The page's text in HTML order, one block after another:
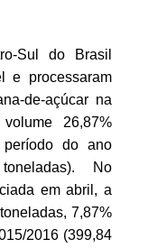
Sul do Brasil
e processaram
de-açúcar na
26,87%
do ano
No
em abril, a
7,87%
2016 (399,84